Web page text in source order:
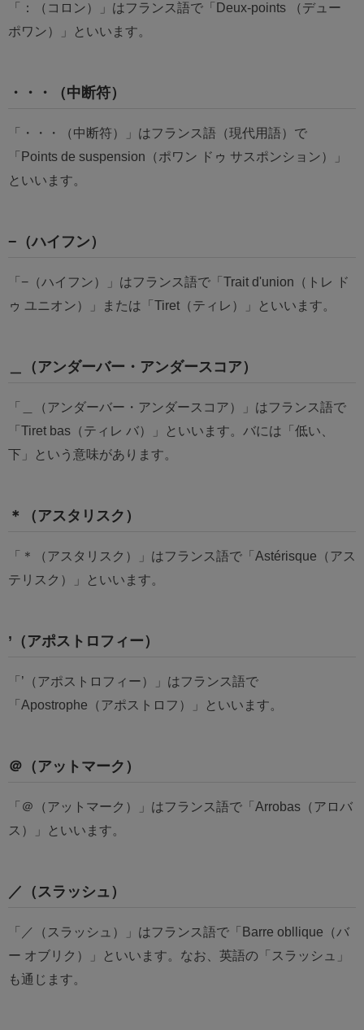
「：（コロン）」はフランス語で「Deux-points （デュー
ポワン）」といいます。
・・・（中断符）
「・・・（中断符）」はフランス語（現代用語）で
「Points de suspension（ポワン ドゥ サスポンション）」
といいます。
−（ハイフン）
「−（ハイフン）」はフランス語で「Trait d'union（トレ ド
ゥ ユニオン）」または「Tiret（ティレ）」といいます。
＿（アンダーバー・アンダースコア）
「＿（アンダーバー・アンダースコア）」はフランス語で
「Tiret bas（ティレ バ）」といいます。バには「低い、
下」という意味があります。
＊（アスタリスク）
「＊（アスタリスク）」はフランス語で「Astérisque（アス
テリスク）」といいます。
’（アポストロフィー）
「’（アポストロフィー）」はフランス語で
「Apostrophe（アポストロフ）」といいます。
＠（アットマーク）
「＠（アットマーク）」はフランス語で「Arrobas（アロバ
ス）」といいます。
／（スラッシュ）
「／（スラッシュ）」はフランス語で「Barre obllique（バ
ー オブリク）」といいます。なお、英語の「スラッシュ」
も通じます。